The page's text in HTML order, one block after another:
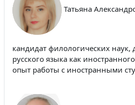
Татьяна
кандидат филологических наук,
русского языка как
опыт работы с иностранными